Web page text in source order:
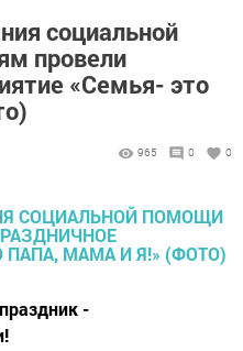
социальной
провели
«Семья- это
965 0 0
-